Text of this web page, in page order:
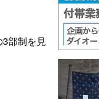
部制を見